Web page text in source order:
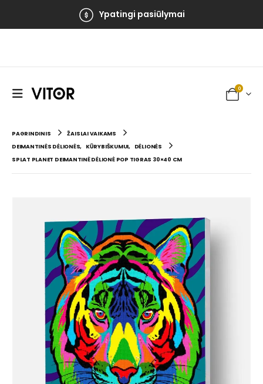
Ypatingi pasiūlymai
0
PAGRINDINIS
ŽAISLAI VAIKAMS
DEIMANTINĖS DĖLIONĖS, KŪRYBIŠKUMUI,
DĖLIONĖS
SPLAT PLANET DEIMANTINĖ DĖLIONĖ POP TIGRAS 30×40 CM